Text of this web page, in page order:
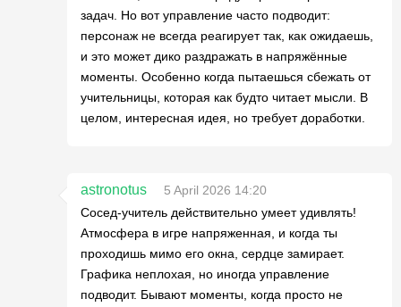
задач. Но вот управление часто подводит:
персонаж не всегда реагирует так, как ожидаешь,
и это может дико раздражать в напряжённые
моменты. Особенно когда пытаешься сбежать от
учительницы, которая как будто читает мысли. В
целом, интересная идея, но требует доработки.
astronotus
5 April 2026 14:20
Сосед-учитель действительно умеет удивлять!
Атмосфера в игре напряженная, и когда ты
проходишь мимо его окна, сердце замирает.
Графика неплохая, но иногда управление
подводит. Бывают моменты, когда просто не